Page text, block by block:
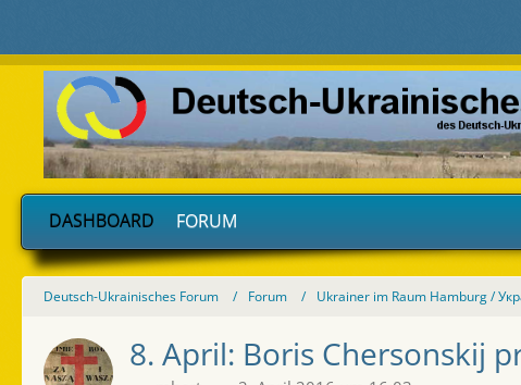
DASHBOARD FORUM
Deutsch-Ukrainisches Forum Forum Ukrainer im Raum Hamburg /
8. April: Boris Chersonskij